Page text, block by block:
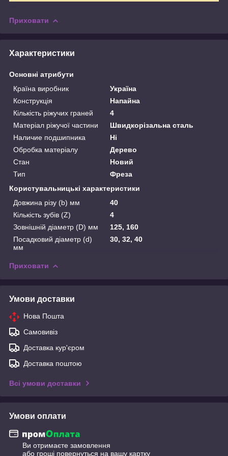
Приховати
Характеристики
Основні атрибути
Країна виробник
Україна
Конструкція
Напайна
Кількість ріжучих граней
4
Матеріал ріжучої частини
Швидкорізальна сталь
Наличие подшипника
Ні
Обробка матеріалу
Дерево
Стан
Новий
Тип
Фреза
Користувальницькі характеристики
Довжина різу (b) мм
40
Кількість зубів (Z)
4
Зовнішній діаметр (D) мм
125, 160
Посадковий діаметр (d)
мм
30, 32, 40
Приховати
Умови доставки
Нова Пошта
Самовивіз
Доставка кур'єром
Доставка поштою
Всі умови доставки
Умови оплати
Ви отримаєте замовлення
або гроші повернуться на вашу картку